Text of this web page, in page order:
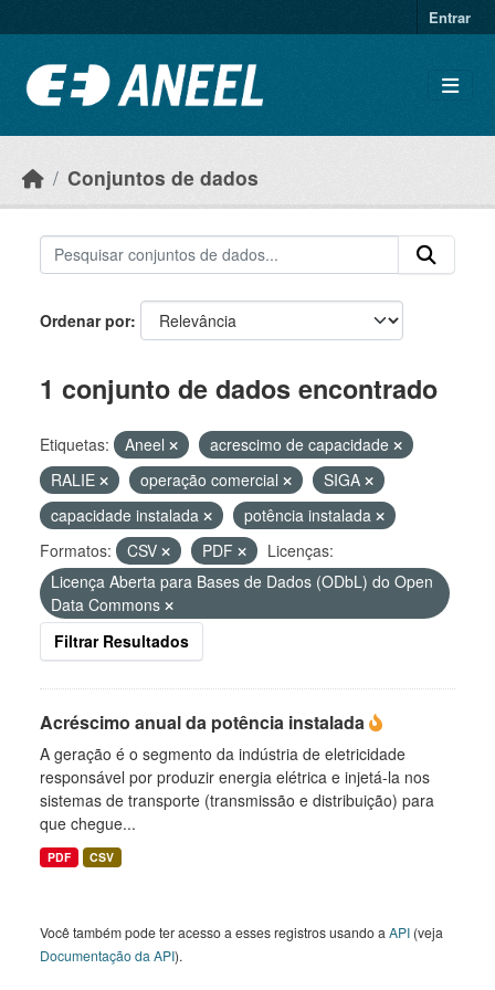
Entrar
Conjuntos de dados
Ordenar por
1 conjunto de dados encontrado
Etiquetas: Aneel
acrescimo de capacidade
RALIE
operação comercial
SIGA
capacidade instalada
potência instalada
Formatos:
CSV PDF
Licenças:
Licença Aberta para Bases de Dados (ODbL) do Open
Data Commons
Filtrar Resultados
Acréscimo anual da potência instalada
A geração é o segmento da indústria de eletricidade
responsável por produzir energia elétrica e injetá-la nos
sistemas de transporte (transmissão e distribuição) para
que chegue...
PDF CSV
Você também pode ter acesso a esses registros usando a API (veja
Documentação da API).